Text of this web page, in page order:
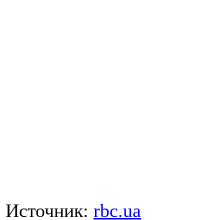
Источник: rbc.ua